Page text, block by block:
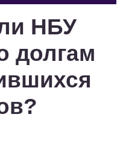
НБУ
долгам